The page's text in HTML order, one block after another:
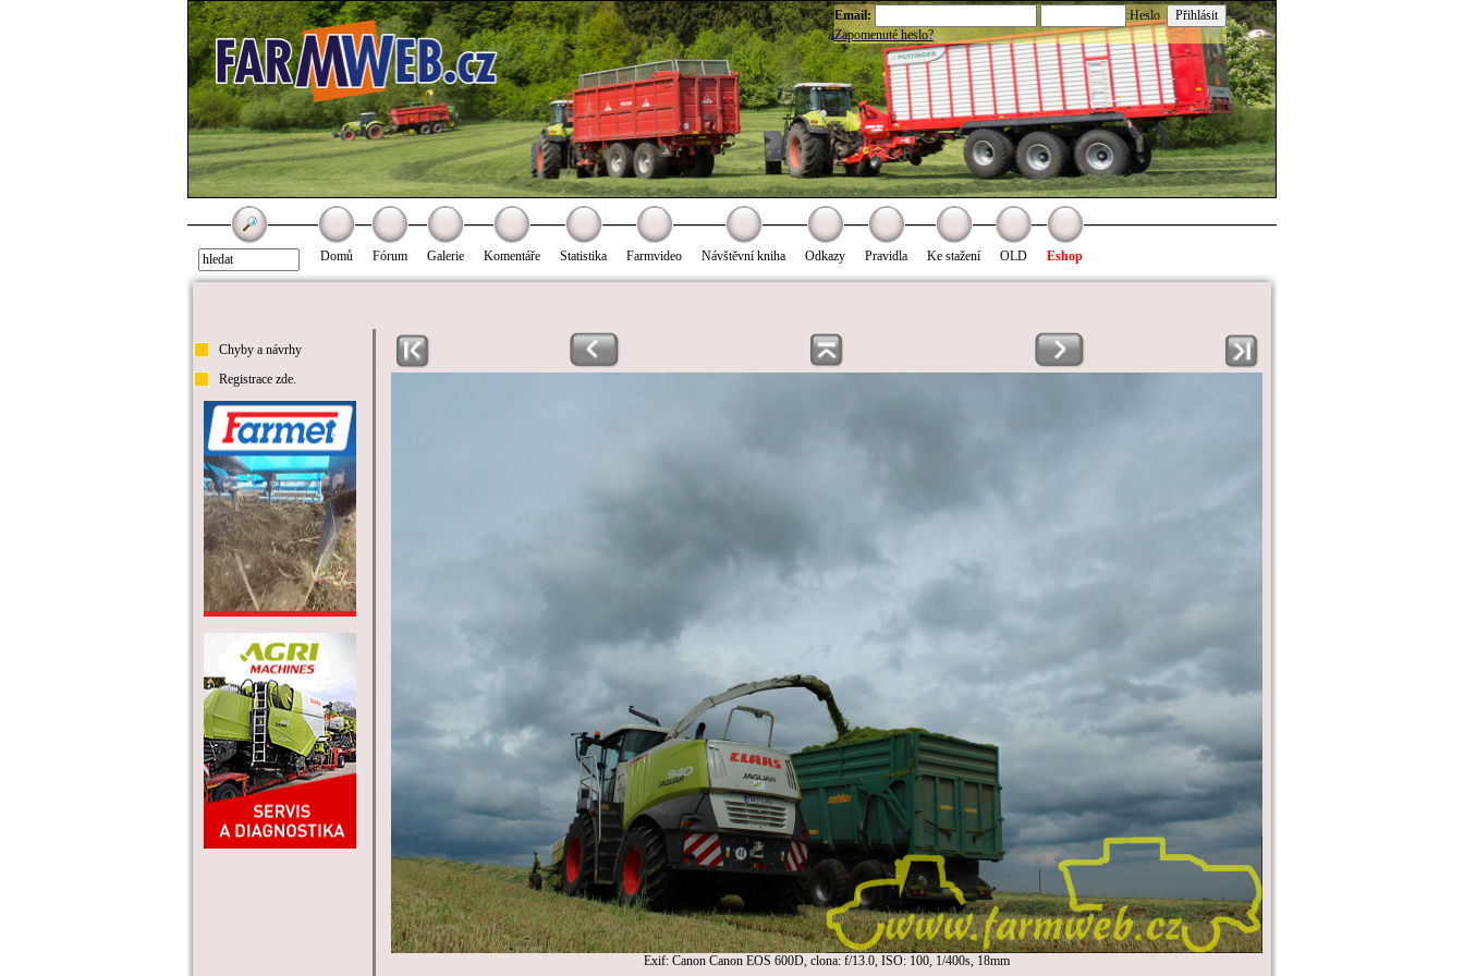
Email:
:Heslo
Zapomenuté heslo?
Domů Fórum Galerie Komentáře Statistika Farmvideo Návštěvní kniha Odkazy Pravidla Ke stažení OLD Eshop
Chyby a návrhy
Registrace zde.
Exif: Canon Canon EOS 600D, clona: f/13.0, ISO: 100, 1/400s, 18mm